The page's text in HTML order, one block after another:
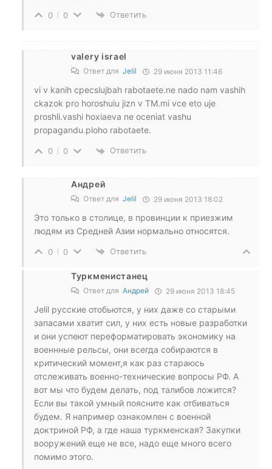
0 0 Ответить
valery israel
Ответ для Jelil 29 июня 2013 11:46
vi v kanih cpecslujbah rabotaete.ne nado nam vashih
ckazok pro horoshuiu jizn v TM.mi vce eto uje
proshli.vashi hoxiaeva ne oceniat vashu
propagandu.ploho rabotaete.
0 0 Ответить
Андрей
Ответ для Jelil 29 июня 2013 18:02
Это только в столице, в провинции к приезжим
людям из Средней Азии нормально относятся.
0 0 Ответить
Туркменистанец
Ответ для Андрей 29 июня 2013 18:45
Jelil русские отобьются, у них даже со старыми
запасами хватит сил, у них есть новые разработки
и они успеют переформатировать экономику на
военнные рельсы, они всегда собираются в
критический момент,я как раз стараюсь
отслеживать военно-технические вопросы РФ. А
вот мы что будем делать, под талибов ложится?
Если вы такой умный поясните как отбиваться
будем. Я например ознакомлен с военной
доктриной РФ, а где наша туркменская? Закупки
вооружений еще не все, надо еще много всего
помимо этого.